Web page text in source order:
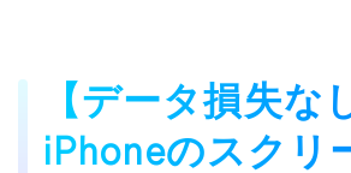
【データ損失な
iPhoneのスクリ